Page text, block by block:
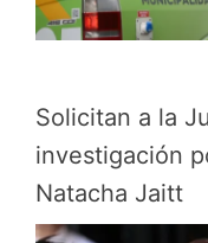
Solicitan a la
investigación
Natacha Jaitt